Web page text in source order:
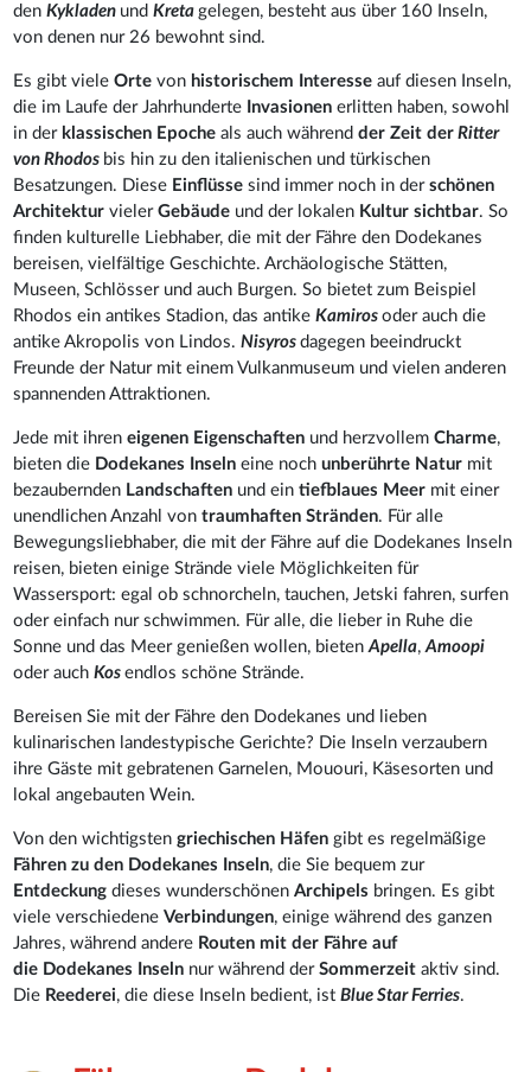
denKykladen undKretagelegen, besteht aus über 160 Inseln,
von denen nur 26 bewohnt sind.
Es gibt vieleOrtevon historischem Interesseauf diesen Inseln,
die im Laufe der Jahrhunderte Invasionenerlitten haben, sowohl
in der klassischen Epocheals auch währendder Zeit der Ritter
von Rhodos bis hin zu den italienischen und türkischen
Besatzungen. Diese Einflüssesind immer noch in derschönen
ArchitekturvielerGebäude und der lokalen Kultur sichtbar. So
finden kulturelle Liebhaber, die mit der Fähre den Dodekanes
bereisen, vielfältige Geschichte. Archäologische Stätten,
Museen, Schlösser und auch Burgen. So bietet zum Beispiel
Rhodos ein antikes Stadion, das antikeKamirosoder auch die
antike Akropolis von Lindos.Nisyrosdagegen beeindruckt
Freunde der Natur mit einem Vulkanmuseum und vielen anderen
spannenden Attraktionen.
Jede mit ihreneigenen Eigenschaften und herzvollemCharme,
bieten die Dodekanes Inseln eine nochunberührte Natur mit
bezaubernden Landschaften und eintiefblaues Meer mit einer
unendlichen Anzahl von traumhaften Stränden. Für alle
Bewegungsliebhaber, die mit der Fähre auf die Dodekanes Inseln
reisen, bieten einige Strände viele Möglichkeiten für
Wassersport: egal ob schnorcheln, tauchen, Jetski fahren, surfen
oder einfach nur schwimmen. Für alle, die lieber in Ruhe die
Sonne und das Meer genießen wollen, bietenApella,Amoopi
oder auchKosendlos schöne Strände.
Bereisen Sie mit der Fähre den Dodekanes und lieben
kulinarischen landestypische Gerichte? Die Inseln verzaubern
ihre Gäste mit gebratenen Garnelen, Mououri, Käsesorten und
lokal angebauten Wein.
Von den wichtigstengriechischen Häfen gibt es regelmäßige
Fähren zu den Dodekanes Inseln, die Sie bequem zur
Entdeckungdieses wunderschönenArchipels bringen. Es gibt
viele verschiedeneVerbindungen, einige während des ganzen
Jahres, während andere Routen mit der Fähre auf
die Dodekanes Inseln nur während derSommerzeitaktiv sind.
Die Reederei, die diese Inseln bedient, istBlue Star Ferries.